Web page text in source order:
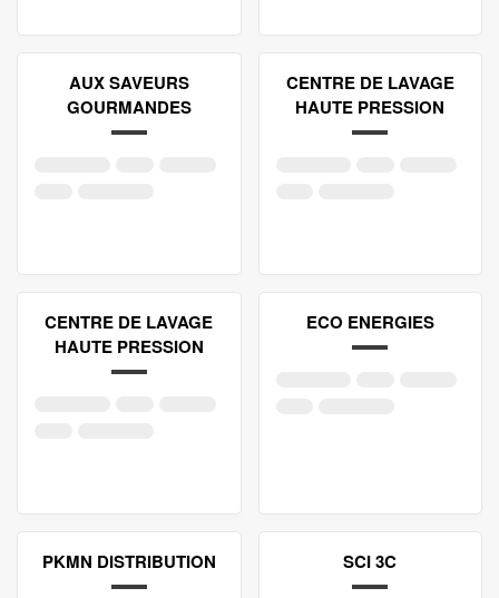
AUX SAVEURS
GOURMANDES
CENTRE DE LAVAGE
HAUTE PRESSION
CENTRE DE LAVAGE
HAUTE PRESSION
ECO ENERGIES
PKMN DISTRIBUTION SCI 3C